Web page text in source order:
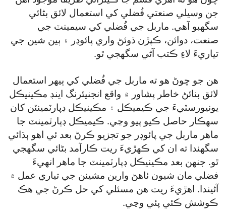
جن وسيلي صنعتي فُضلي کي استعمال لائق بڻائي
سگھبو آهي. ماربل جي فُضلي کي سيمينٽ جي
صنعت، دوائن، ڪپڙن ڌوئڻ واري پائوڊر ۽ ٻين شين جي
تياريءَ لاءِ ڪتب آڻي سگھجي ٿو.
هن جو چوڻ هو ته ماربل جي فُضلي کي ٻيهر استعمال
لائق بنائڻ خاطر پشاور ۾ واقع انجنيئرنگ اينڊ مڪينيڪل
يونيورسٽيءَ جي ڪيميڪل ۽ مڪينيڪل ڊپارٽمينٽن کان
سهڪار حاصل ڪيو پيو وڃي. ڪيميڪل ڊپارٽمينٽ جا
ماهر ماربل جي پائوڊر جو تجزيو ڪرڻ بعد ئي اهو ٻڌائي
سگھندا ته ان کي ڪهڙيءَ ريت ڪارآمد بڻائي سگھجي
ٿو. جنهن بعد مڪينيڪل ڊپارٽمينٽ جا ماهر انهيءَ
فضلي مان شيون ٺاهڻ وارين مشينن جي تياري عمل ۾
آڻيندا. اهڙيءَ ريت هن مسئلي کي حل ڪرڻ جي هڪ
ڪوشش ڪئي پئي وڃي.